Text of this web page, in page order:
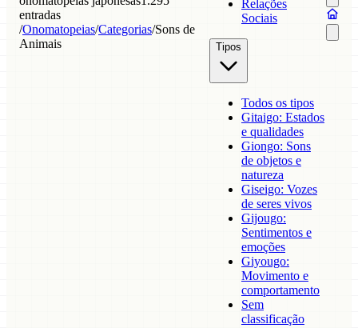
entradas
/Onomatopeias/Categorias/Sons de
Animais
Relações
Sociais
Tipos
Todos os tipos
Gitaigo: Estados
e qualidades
Giongo: Sons
de objetos e
natureza
Giseigo: Vozes
de seres vivos
Gijougo:
Sentimentos e
emoções
Giyougo:
Movimento e
comportamento
Sem
classificação